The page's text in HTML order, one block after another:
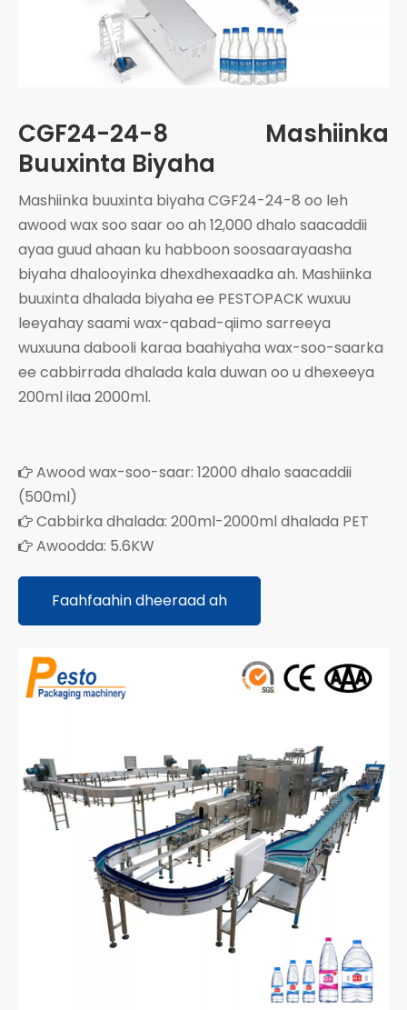
CGF24-24-8 Mashiinka
Buuxinta Biyaha
Mashiinka buuxinta biyaha CGF24-24-8 oo leh
awood wax soo saar oo ah 12,000 dhalo saacaddii
ayaa guud ahaan ku habboon soosaarayaasha
biyaha dhalooyinka dhexdhexaadka ah. Mashiinka
buuxinta dhalada biyaha ee PESTOPACK wuxuu
leeyahay saami wax-qabad-qiimo sarreeya
wuxuuna dabooli karaa baahiyaha wax-soo-saarka
ee cabbirrada dhalada kala duwan oo u dhexeeya
200ml ilaa 2000ml.
 Awood wax-soo-saar: 12000 dhalo saacaddii
(500ml)
 Cabbirka dhalada: 200ml-2000ml dhalada PET
 Awoodda: 5.6KW
Faahfaahin dheeraad ah